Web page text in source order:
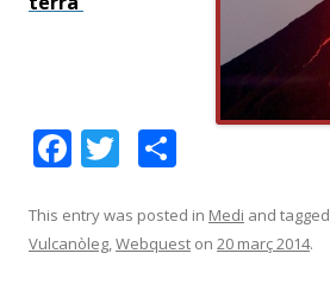
F
e
b
T
itt
er
m
p
This entry was posted in Medi and tagged
Vulcanòleg Webquest on 20 març 2014.